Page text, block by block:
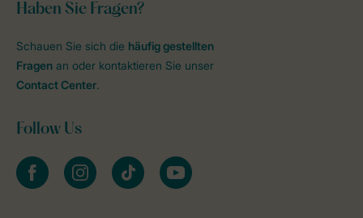
Haben Sie Fragen?
Schauen Sie sich die häufig gestellten
Fragen an oder kontaktieren Sie unser
Contact Center.
Follow Us
facebookinstagramtiktok youtube